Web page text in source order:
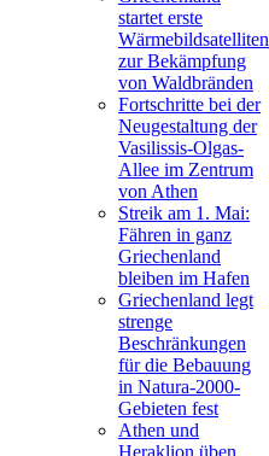
startet erste
Wärmebildsatelliten
zur Bekämpfung
von Waldbränden
Fortschritte bei der
Neugestaltung der
Vasilissis-Olgas-
Allee im Zentrum
von Athen
Streik am 1. Mai:
Fähren in ganz
Griechenland
bleiben im Hafen
Griechenland legt
strenge
Beschränkungen
für die Bebauung
in Natura-2000-
Gebieten fest
Athen und
Heraklion üben